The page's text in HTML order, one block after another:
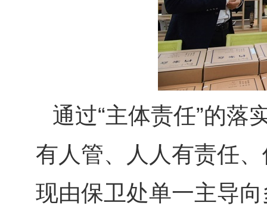
通过“主体责任”的落
有人管、人人有责任
现由保卫处单一主导